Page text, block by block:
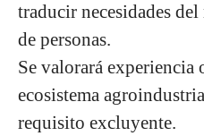
traducir necesidades
de personas.
Se valorará
ecosistema
requisito excluyente.